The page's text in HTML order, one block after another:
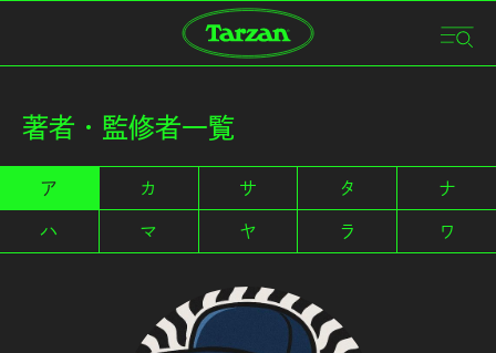
著者・監修者一覧
ア カ サ タ
ナ
ハ
マ ヤ ラ ワ